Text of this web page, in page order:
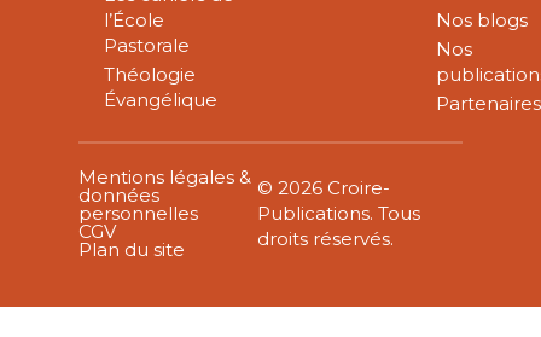
l’École
Pastorale
Théologie
Évangélique
Nos blogs
Nos
Partenaires
Mentions légales &
données
personnelles
CGV
Plan du site
© 2026 Croire-
Publications. Tous
droits réservés.